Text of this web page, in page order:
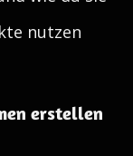
nutzen
erstellen